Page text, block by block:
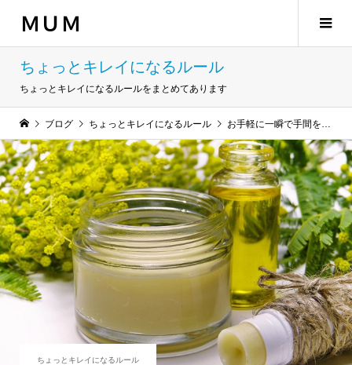
ＭＵＭ
ちょっとキレイになるルール
ちょっとキレイになるルールをまとめてあります
ブログ ちょっとキレイになるルール お手軽に一瞬で手間をかけずに全身を潤す方法！
ちょっとキレイになるルール